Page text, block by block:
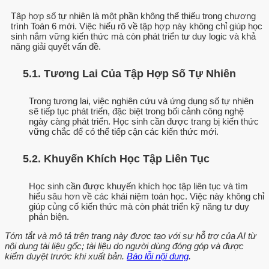
Tập hợp số tự nhiên là một phần không thể thiếu trong chương
trình Toán 6 mới. Việc hiểu rõ về tập hợp này không chỉ giúp học
sinh nắm vững kiến thức mà còn phát triển tư duy logic và khả
năng giải quyết vấn đề.
5.1. Tương Lai Của Tập Hợp Số Tự Nhiên
Trong tương lai, việc nghiên cứu và ứng dụng số tự nhiên
sẽ tiếp tục phát triển, đặc biệt trong bối cảnh công nghệ
ngày càng phát triển. Học sinh cần được trang bị kiến thức
vững chắc để có thể tiếp cận các kiến thức mới.
5.2. Khuyến Khích Học Tập Liên Tục
Học sinh cần được khuyến khích học tập liên tục và tìm
hiểu sâu hơn về các khái niệm toán học. Việc này không chỉ
giúp củng cố kiến thức mà còn phát triển kỹ năng tư duy
phản biện.
Tóm tắt và mô tả trên trang này được tạo với sự hỗ trợ của AI từ
nội dung tài liệu gốc; tài liệu do người dùng đóng góp và được
kiểm duyệt trước khi xuất bản. Báo lỗi nội dung.